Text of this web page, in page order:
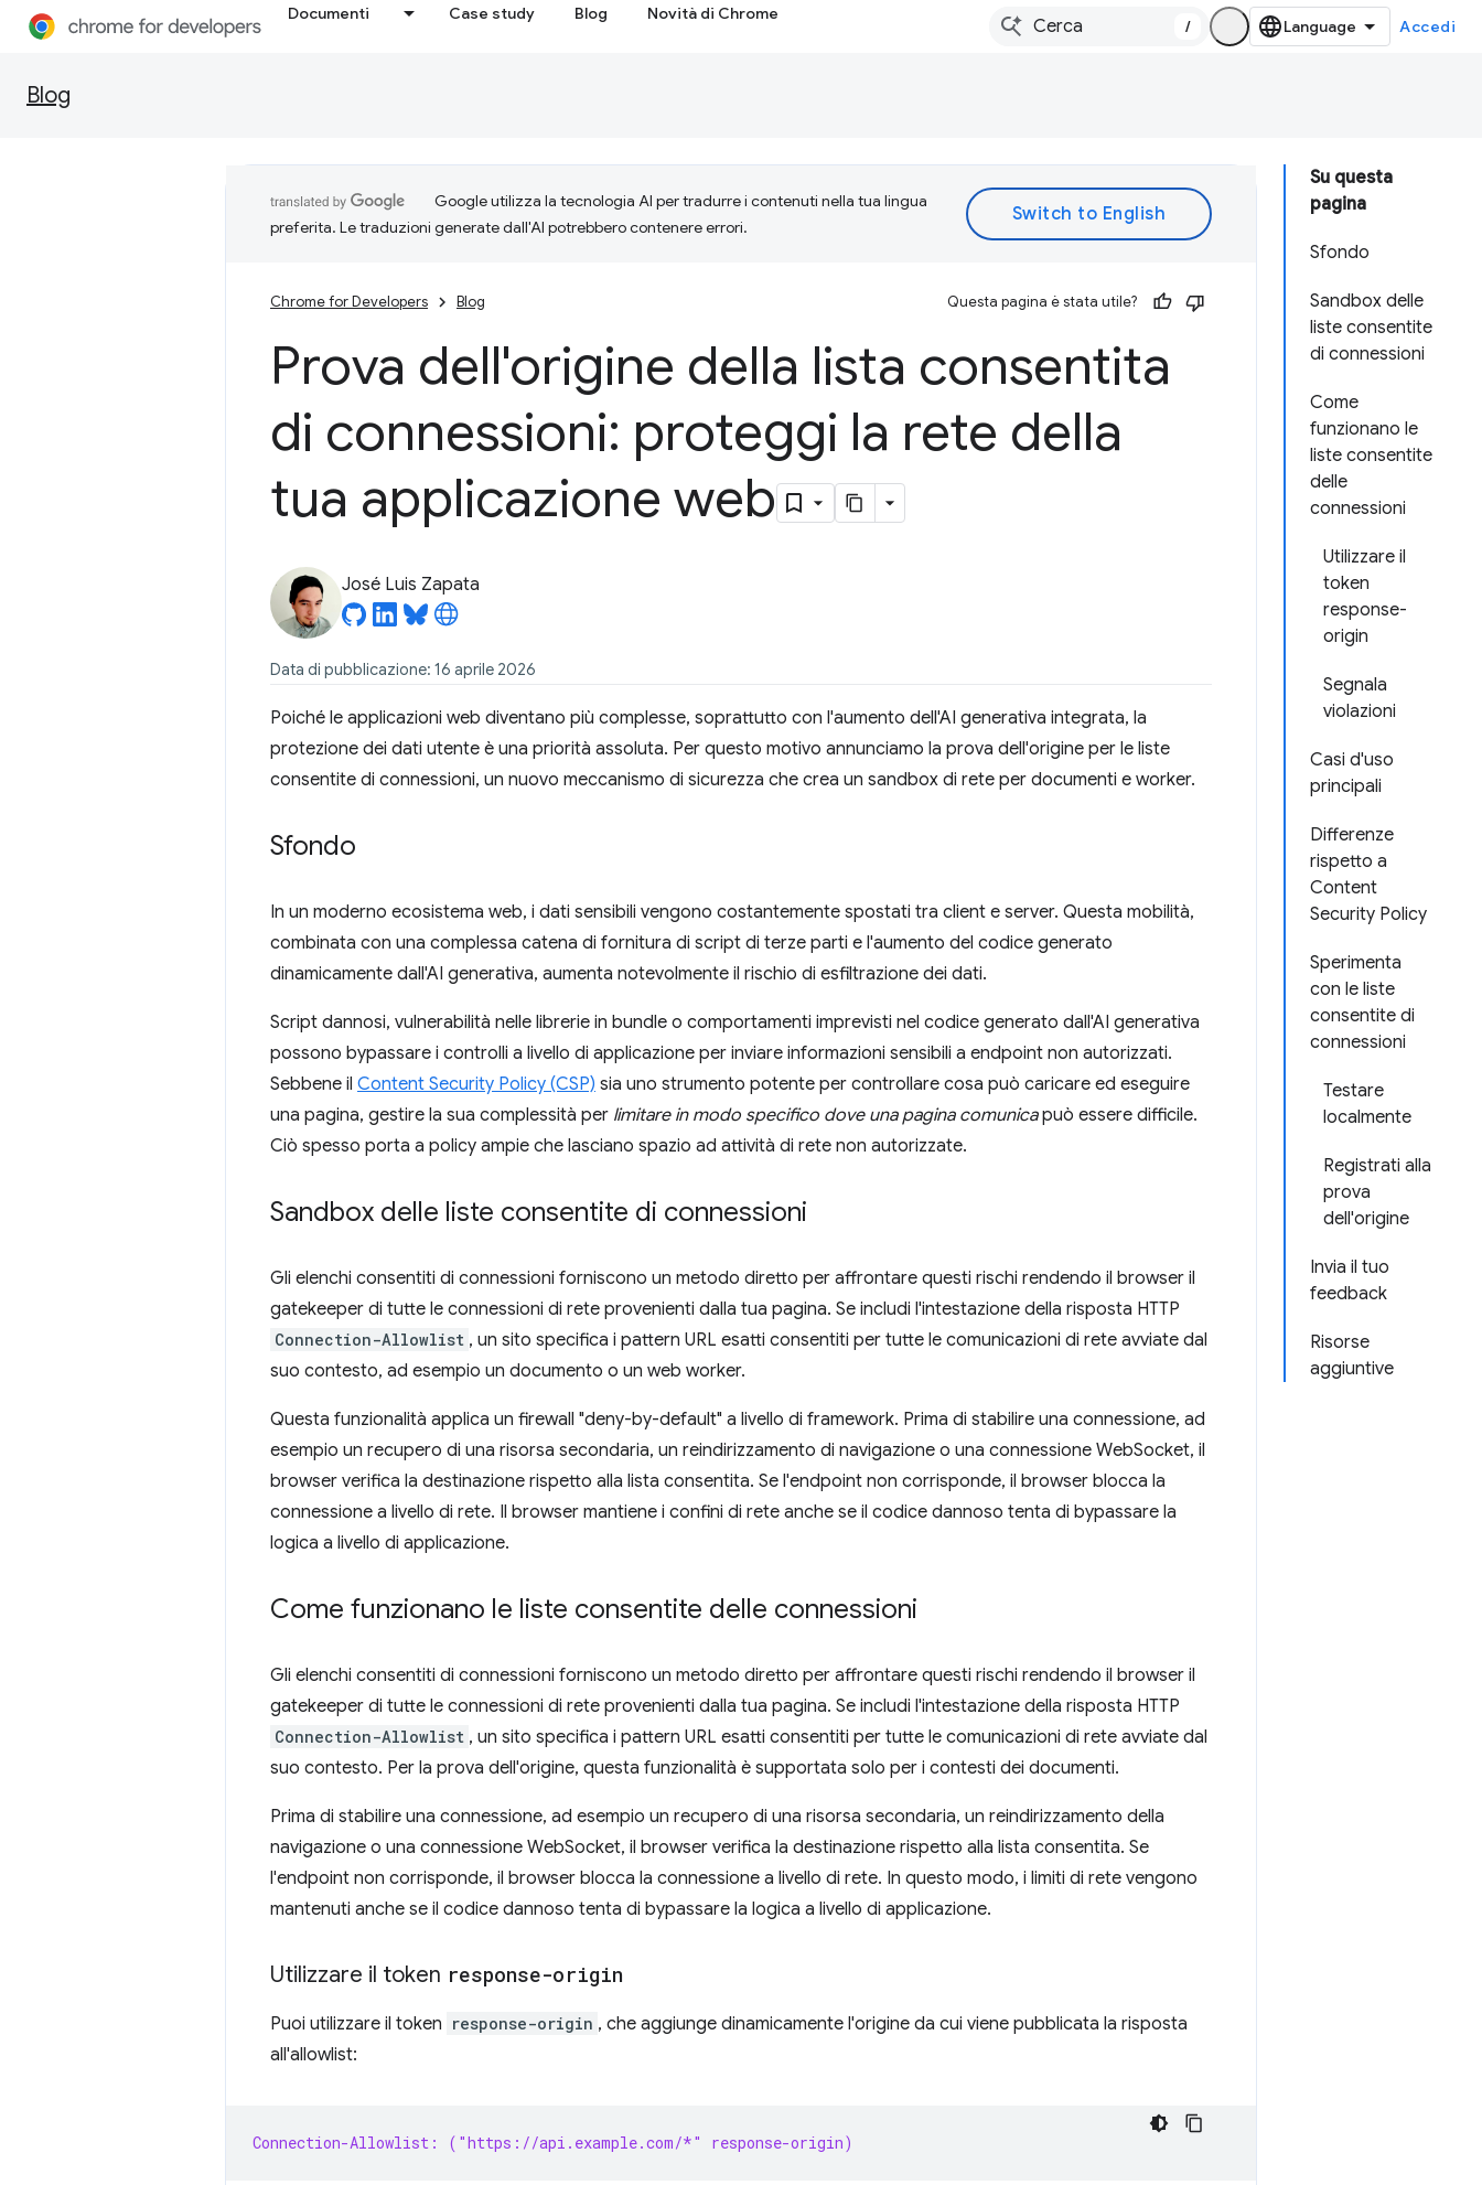
Documenti Case study Blog Novità di Chrome
/ Accedi
Blog
Su questa
pagina
Sfondo
Sandbox delle
liste consentite
di connessioni
Come
funzionano le
liste consentite
delle
connessioni
Utilizzare il
token
response-
origin
Segnala
violazioni
Casi d'uso
principali
Differenze
rispetto a
Content
Security Policy
Sperimenta
con le liste
consentite di
connessioni
Testare
localmente
Registrati alla
prova
dell'origine
Invia il tuo
feedback
Risorse
aggiuntive
Google utilizza la tecnologia AI per tradurre i contenuti nella tua lingua
preferita. Le traduzioni generate dall'AI potrebbero contenere errori.
Chrome for Developers Blog Questa pagina è stata utile?
Prova dell'origine della lista consentita
di connessioni: proteggi la rete della
tua applicazione web
José Luis Zapata
Data di pubblicazione: 16 aprile 2026
Poiché le applicazioni web diventano più complesse, soprattutto con l'aumento dell'AI generativa integrata, la
protezione dei dati utente è una priorità assoluta. Per questo motivo annunciamo la prova dell'origine per le liste
consentite di connessioni, un nuovo meccanismo di sicurezza che crea un sandbox di rete per documenti e worker.
Sfondo
In un moderno ecosistema web, i dati sensibili vengono costantemente spostati tra client e server. Questa mobilità,
combinata con una complessa catena di fornitura di script di terze parti e l'aumento del codice generato
dinamicamente dall'AI generativa, aumenta notevolmente il rischio di esfiltrazione dei dati.
Script dannosi, vulnerabilità nelle librerie in bundle o comportamenti imprevisti nel codice generato dall'AI generativa
possono bypassare i controlli a livello di applicazione per inviare informazioni sensibili a endpoint non autorizzati.
Sebbene il Content Security Policy (CSP) sia uno strumento potente per controllare cosa può caricare ed eseguire
una pagina, gestire la sua complessità per limitare in modo specifico dove una pagina comunicapuò essere difficile.
Ciò spesso porta a policy ampie che lasciano spazio ad attività di rete non autorizzate.
Sandbox delle liste consentite di connessioni
Gli elenchi consentiti di connessioni forniscono un metodo diretto per affrontare questi rischi rendendo il browser il
gatekeeper di tutte le connessioni di rete provenienti dalla tua pagina. Se includi l'intestazione della risposta HTTP
Connection-Allowlist , un sito specifica i pattern URL esatti consentiti per tutte le comunicazioni di rete avviate dal
suo contesto, ad esempio un documento o un web worker.
Questa funzionalità applica un firewall "deny-by-default" a livello di framework. Prima di stabilire una connessione, ad
esempio un recupero di una risorsa secondaria, un reindirizzamento di navigazione o una connessione WebSocket, il
browser verifica la destinazione rispetto alla lista consentita. Se l'endpoint non corrisponde, il browser blocca la
connessione a livello di rete. Il browser mantiene i confini di rete anche se il codice dannoso tenta di bypassare la
logica a livello di applicazione.
Come funzionano le liste consentite delle connessioni
Gli elenchi consentiti di connessioni forniscono un metodo diretto per affrontare questi rischi rendendo il browser il
gatekeeper di tutte le connessioni di rete provenienti dalla tua pagina. Se includi l'intestazione della risposta HTTP
Connection-Allowlist , un sito specifica i pattern URL esatti consentiti per tutte le comunicazioni di rete avviate dal
suo contesto. Per la prova dell'origine, questa funzionalità è supportata solo per i contesti dei documenti.
Prima di stabilire una connessione, ad esempio un recupero di una risorsa secondaria, un reindirizzamento della
navigazione o una connessione WebSocket, il browser verifica la destinazione rispetto alla lista consentita. Se
l'endpoint non corrisponde, il browser blocca la connessione a livello di rete. In questo modo, i limiti di rete vengono
mantenuti anche se il codice dannoso tenta di bypassare la logica a livello di applicazione.
Utilizzare il token response-origin
Puoi utilizzare il token response-origin , che aggiunge dinamicamente l'origine da cui viene pubblicata la risposta
all'allowlist:
Connection-Allowlist: ("https://api.example.com/*" response-origin)